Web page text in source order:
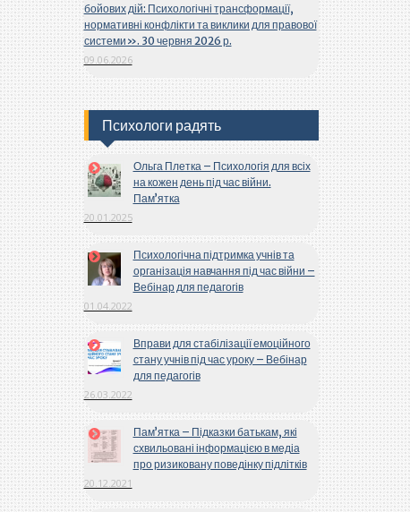
бойових дій: Психологічні трансформації,
нормативні конфлікти та виклики для правової
системи». 30 червня 2026 р.
09.06.2026
Психологи радять
Ольга Плетка – Психологія для всіх
на кожен день під час війни.
Пам’ятка
20.01.2025
Психологічна підтримка учнів та
організація навчання під час війни –
Вебінар для педагогів
01.04.2022
Вправи для стабілізації емоційного
стану учнів під час уроку – Вебінар
для педагогів
26.03.2022
Пам’ятка – Підказки батькам, які
схвильовані інформацією в медіа
про ризиковану поведінку підлітків
20.12.2021